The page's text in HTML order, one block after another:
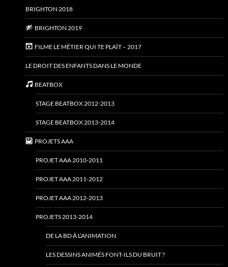
BRIGHTON 2018
BRIGHTON 2019
FILME LE MÉTIER QUI TE PLAÎT – 2017
LE DROIT DES ENFANTS DANS LE MONDE
BEATBOX
STAGE BEATBOX 2012-2013
STAGE BEATBOX 2013-2014
PROJETS AAA
PROJET AAA 2010-2011
PROJET AAA 2011-2012
PROJET AAA 2012-2013
PROJETS 2013-2014
DE LA BD À L’ANIMATION
LES DESSINS ANIMÉS FONT-ILS DU BRUIT ?